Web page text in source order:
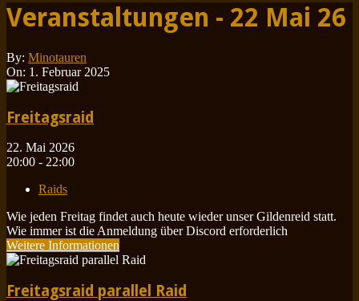
Veranstaltungen - 22 Mai 26
By: Minotauren
On: 1. Februar 2025
Freitagsraid
22. Mai 2026
20:00 - 22:00
Raids
Wie jeden Freitag findet auch heute wieder unser Gildenreid statt.
Wie immer ist die Anmeldung über Discord erforderlich
Weitere Informationen
Freitagsraid parallel Raid